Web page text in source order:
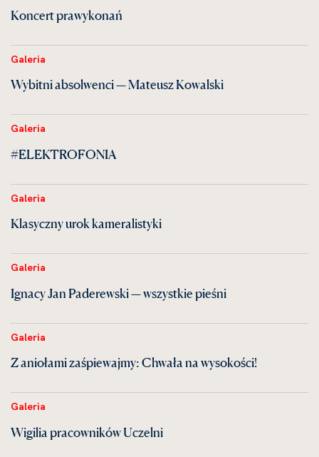
Koncert prawykonań
Galeria
Wybitni absolwenci — Mateusz Kowalski
Galeria
#ELEKTROFONIA
Galeria
Klasyczny urok kameralistyki
Galeria
Ignacy Jan Paderewski — wszystkie pieśni
Galeria
Z aniołami zaśpiewajmy: Chwała na wysokości!
Galeria
Wigilia pracowników Uczelni